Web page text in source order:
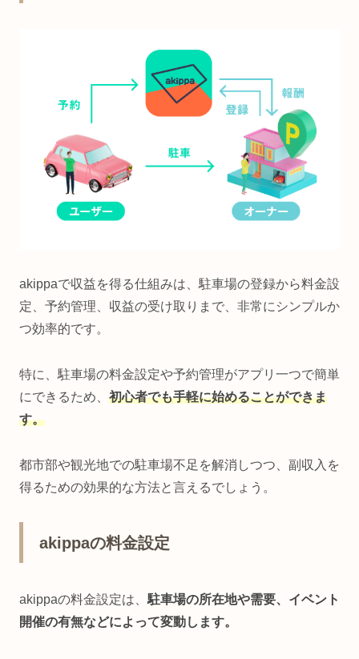
akippaで収益を得る仕組みは、駐車場の登録から料金設
定、予約管理、収益の受け取りまで、非常にシンプルか
つ効率的です。
特に、駐車場の料金設定や予約管理がアプリ一つで簡単
にできるため、 初心者でも手軽に始めることができま
す。
都市部や観光地での駐車場不足を解消しつつ、副収入を
得るための効果的な方法と言えるでしょう。
akippaの料金設定
akippaの料金設定は、 駐車場の所在地や需要、イベント
開催の有無などによって変動します。